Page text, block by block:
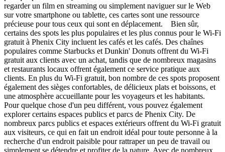
regarder un film en streaming ou simplement naviguer sur le Web
sur votre smartphone ou tablette, ces cartes sont une ressource
précieuse pour tous ceux qui sont en déplacement. Bien sûr,
certains des spots les plus populaires et les plus connus pour le Wi-Fi
gratuit à Phenix City incluent les cafés et les cafés. Des chaînes
populaires comme Starbucks et Dunkin' Donuts offrent du Wi-Fi
gratuit aux clients avec un achat, tandis que de nombreux magasins
et restaurants locaux offrent également ce service pratique aux
clients. En plus du Wi-Fi gratuit, bon nombre de ces spots proposent
également des sièges confortables, de délicieux plats et boissons, et
une atmosphère accueillante pour les voyageurs et les habitants.
Pour quelque chose d'un peu différent, vous pouvez également
explorer certains espaces publics et parcs de Phenix City. De
nombreux parcs publics et espaces extérieurs offrent du Wi-Fi gratuit
aux visiteurs, ce qui en fait un endroit idéal pour toute personne à la
recherche d'un endroit paisible pour rattraper un peu de travail ou
simplement se détendre et profiter de la nature. Avec de nombreux